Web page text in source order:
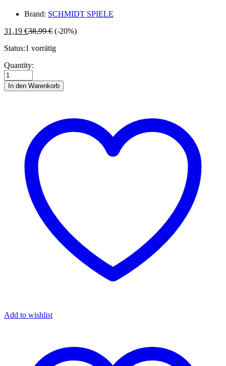
Brand: SCHMIDT SPIELE
31,19 €38,99€ (-20%)
Status:1 vorrätig
Die
Zukunft
von
Camelot
Quantity:
In den Warenkorb
Add to wishlist